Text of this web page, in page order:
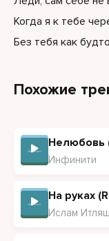
Когда я к тебе
Без тебя как
Похожие
Нелюбовь
Инфинити
Ислам